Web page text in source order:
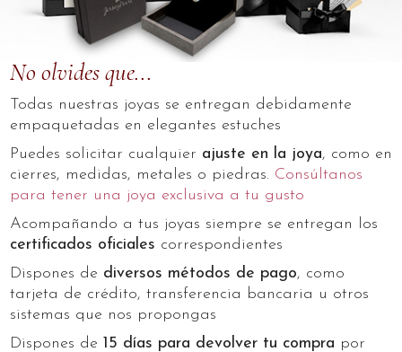
No olvides que...
Todas nuestras joyas se entregan debidamente
empaquetadas en elegantes estuches
Puedes solicitar cualquier ajuste en la joya, como en
cierres, medidas, metales o piedras. Consúltanos
para tener una joya exclusiva a tu gusto
Acompañando a tus joyas siempre se entregan los
certificados oficiales correspondientes
Dispones de diversos métodos de pago, como
tarjeta de crédito, transferencia bancaria u otros
sistemas que nos propongas
Dispones de15 días para devolver tu compra por